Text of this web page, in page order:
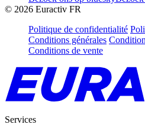
© 2026 Euractiv FR
Politique de confidentialité
Conditions générales
Conditions de vente
Services